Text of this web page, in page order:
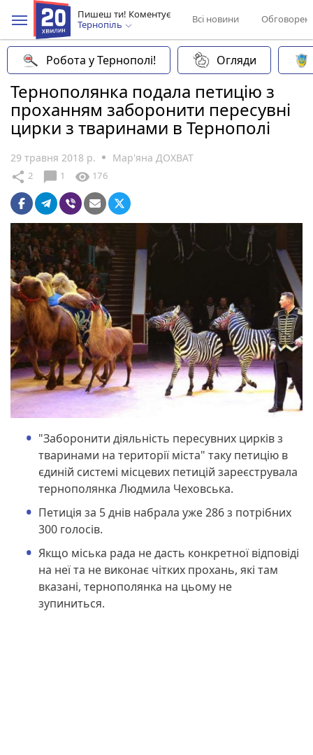
Пишеш ти! Коментує
Тернопіль
Всі новини
Робота у Тернополі! Огляди
Тернополянка подала петицію з
проханням заборонити пересувні
цирки з тваринами в Тернополі
29 травня 2018 р. Мар'яна ДОХВАТ
share 2 chat_bubble 1 visibility 176
"Заборонити діяльність пересувних цирків з
тваринами на території міста" таку петицію в
єдиній системі місцевих петицій зареєструвала
тернополянка Людмила Чеховська.
Петиція за 5 днів набрала уже 286 з потрібних
300 голосів.
Якщо міська рада не дасть конкретної відповіді
на неї та не виконає чітких прохань, які там
вказані, тернополянка на цьому не
зупиниться.